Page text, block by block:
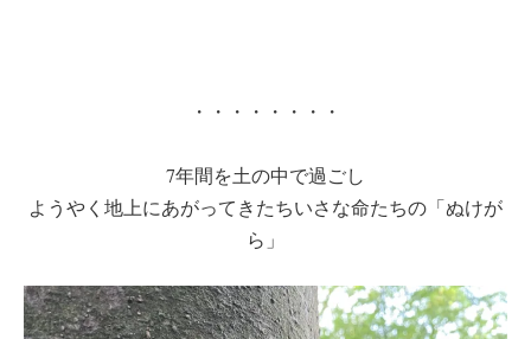
・・・・・・・・
7年間を土の中で過ごし
ようやく地上にあがってきたちいさな命たちの「ぬけが
ら」